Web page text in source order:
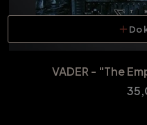
Do
VADER - "The